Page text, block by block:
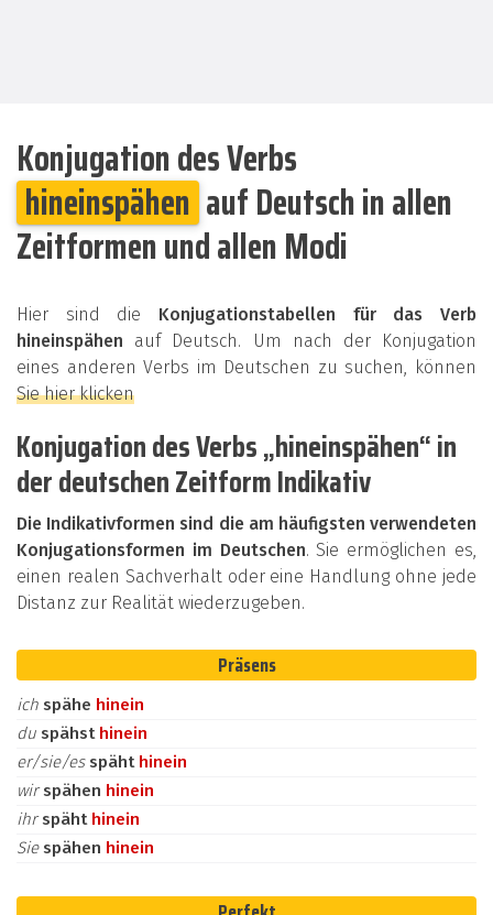
Konjugation des Verbs
hineinspähen auf Deutsch in allen
Zeitformen und allen Modi
Hier sind die Konjugationstabellen für das Verb
hineinspähen auf Deutsch. Um nach der Konjugation
eines anderen Verbs im Deutschen zu suchen, können
Sie hier klicken
Konjugation des Verbs „hineinspähen“ in
der deutschen Zeitform Indikativ
Die Indikativformen sind die am häufigsten verwendeten
Konjugationsformen im Deutschen. Sie ermöglichen es,
einen realen Sachverhalt oder eine Handlung ohne jede
Distanz zur Realität wiederzugeben.
Präsens
ich spähe hinein
du spähst hinein
er/sie/es späht hinein
wirspähen hinein
ihrspäht hinein
Sie spähen hinein